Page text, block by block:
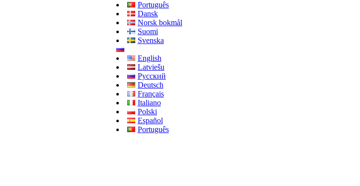
Português
Dansk
Norsk bokmål
Suomi
Svenska
English
Latviešu
Русский
Deutsch
Français
Italiano
Polski
Español
Português